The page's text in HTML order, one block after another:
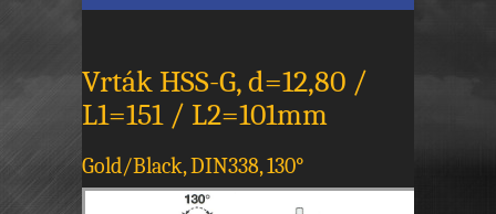
Vrták HSS-G, d=12,80 /
L1=151 / L2=101mm
Gold/Black, DIN338, 130°